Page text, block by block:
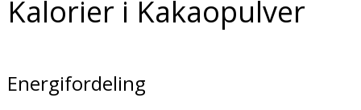
Kalorier i Kakaopulver
Energifordeling